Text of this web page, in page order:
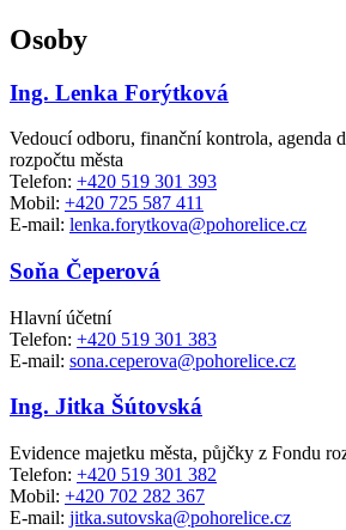
Osoby
Ing. Lenka Forýtková
Vedoucí odboru, finanční kontrola, agenda
rozpočtu města
Telefon: +420 519 301 393
Mobil: +420 725 587 411
E-mail: lenka.forytkova@pohorelice.cz
Soňa Čeperová
Hlavní účetní
Telefon: +420 519 301 383
E-mail: sona.ceperova@pohorelice.cz
Ing. Jitka Šútovská
Evidence majetku města, půjčky z Fondu
Telefon: +420 519 301 382
Mobil: +420 702 282 367
E-mail: jitka.sutovska@pohorelice.cz